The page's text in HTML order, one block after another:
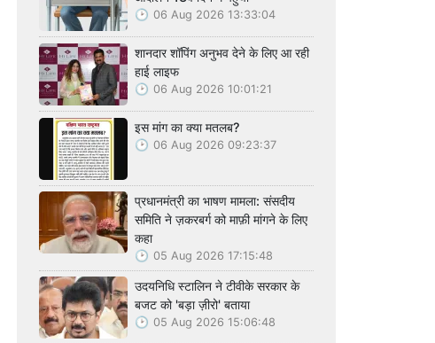
06 Aug 2026 13:33:04
शानदार शॉपिंग अनुभव देने के लिए आ रही
हाई लाइफ
06 Aug 2026 10:01:21
इस मांग का क्या मतलब?
06 Aug 2026 09:23:37
प्रधानमंत्री का भाषण मामला: संसदीय
समिति ने ज़करबर्ग को माफ़ी मांगने के लिए
कहा
05 Aug 2026 17:15:48
उदयनिधि स्टालिन ने टीवीके सरकार के
बजट को 'बड़ा ज़ीरो' बताया
05 Aug 2026 15:06:48